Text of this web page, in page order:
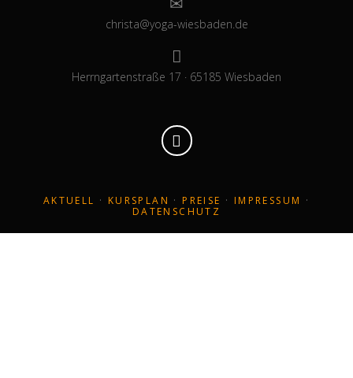
christa@yoga-wiesbaden.de
Herrngartenstraße 17 · 65185 Wiesbaden
AKTUELL · KURSPLAN · PREISE · IMPRESSUM ·
DATENSCHUTZ